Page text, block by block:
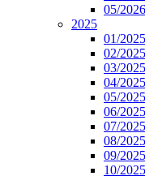
05/
2025
01/
02/
03/
04/
05/
06/
07/
08/
09/
10/